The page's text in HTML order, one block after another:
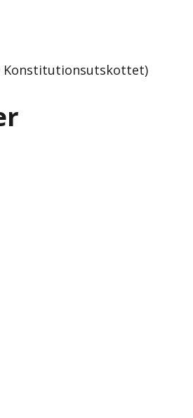
Konstitutionsutskottet)